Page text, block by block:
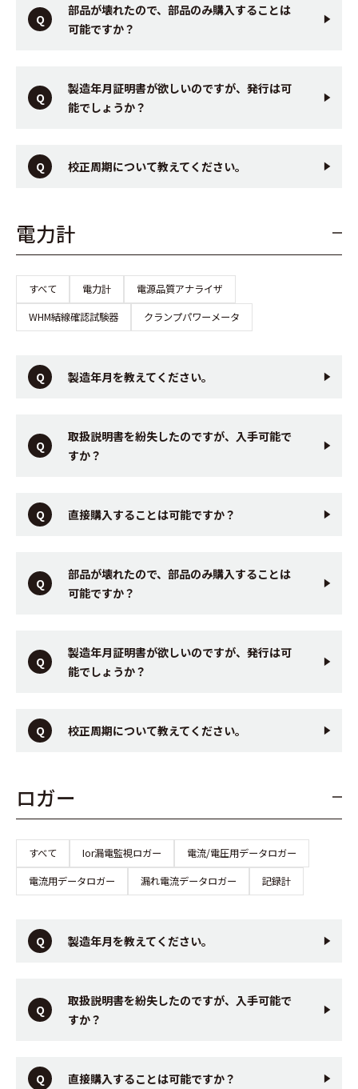
部品が壊れたので、部品のみ購入することは
可能ですか？
製造年月証明書が欲しいのですが、発行は可
能でしょうか？
校正周期について教えてください。
電力計
すべて 電力計
電源品質アナライザ
WHM結線確認試験器
クランプパワーメータ
製造年月を教えてください。
取扱説明書を紛失したのですが、入手可能で
すか？
直接購入することは可能ですか？
部品が壊れたので、部品のみ購入することは
可能ですか？
製造年月証明書が欲しいのですが、発行は可
能でしょうか？
校正周期について教えてください。
ロガー
すべて Ior漏電監視ロガー
電流/電圧用データロガー
電流用データロガー
漏れ電流データロガー 記録計
製造年月を教えてください。
取扱説明書を紛失したのですが、入手可能で
すか？
直接購入することは可能ですか？